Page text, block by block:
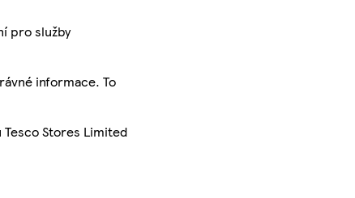
pro služby
informace. To
Stores Limited